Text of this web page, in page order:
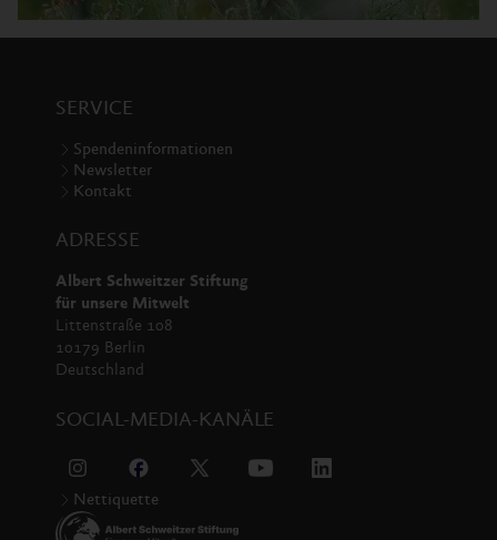
SERVICE
Spendeninformationen
Newsletter
Kontakt
ADRESSE
Albert Schweitzer Stiftung
für unsere Mitwelt
Littenstraße 108
10179 Berlin
Deutschland
SOCIAL-MEDIA-KANÄLE
Nettiquette